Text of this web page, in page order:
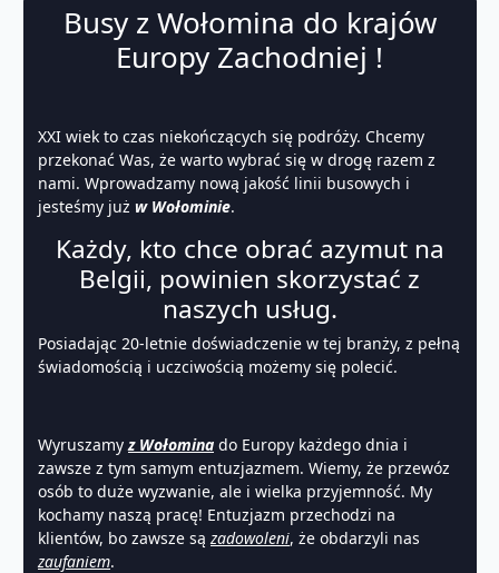
Busy z Wołomina do krajów
Europy Zachodniej !
XXI wiek to czas niekończących się podróży. Chcemy
przekonać Was, że warto wybrać się w drogę razem z
nami. Wprowadzamy nową jakość linii busowych i
jesteśmy już w Wołominie.
Każdy, kto chce obrać azymut na
Belgii, powinien skorzystać z
naszych usług.
Posiadając 20-letnie doświadczenie w tej branży, z pełną
świadomością i uczciwością możemy się polecić.
Wyruszamy z Wołomina do Europy każdego dnia i
zawsze z tym samym entuzjazmem. Wiemy, że przewóz
osób to duże wyzwanie, ale i wielka przyjemność. My
kochamy naszą pracę! Entuzjazm przechodzi na
klientów, bo zawsze są zadowoleni, że obdarzyli nas
zaufaniem.